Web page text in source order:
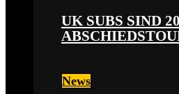
UK SUBS SIND
News